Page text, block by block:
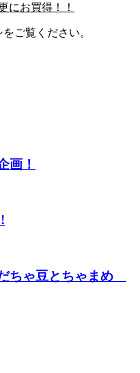
にお買得 ！！
ご覧ください。
画！
ちゃ豆とちゃまめ